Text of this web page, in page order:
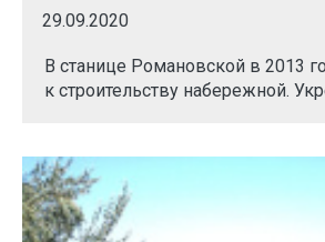
29.09.2020
В станице Романовской в 2013
к строительству набережной.